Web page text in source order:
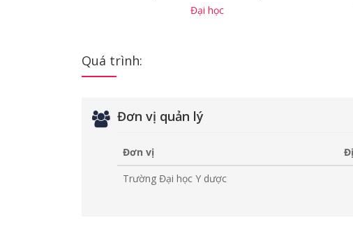
Đại học
Quá trình:
Đơn vị quản lý
Đơn vị
Trường Đại học Y dược